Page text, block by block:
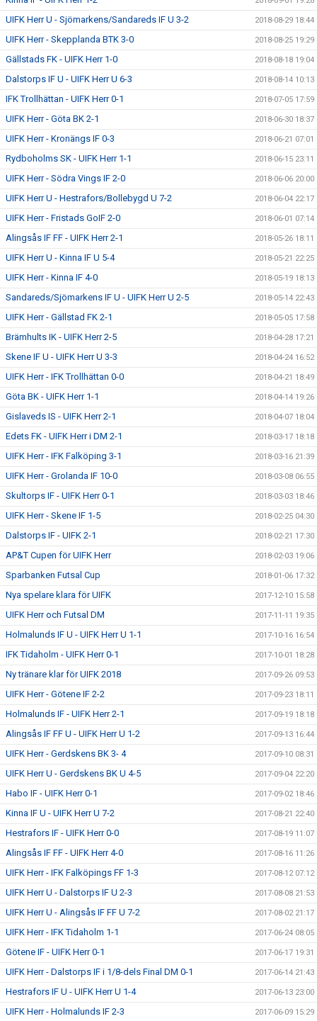
UIFK Herr U - Sjömarkens/Sandareds IF U 3-2 2018-08-29 18:44
UIFK Herr - Skepplanda BTK 3-0 2018-08-25 19:29
Gällstads FK - UIFK Herr 1-0 2018-08-18 19:04
Dalstorps IF U - UIFK Herr U 6-3 2018-08-14 10:13
IFK Trollhättan - UIFK Herr 0-1 2018-07-05 17:59
UIFK Herr - Göta BK 2-1 2018-06-30 18:37
UIFK Herr - Kronängs IF 0-3 2018-06-21 07:01
Rydboholms SK - UIFK Herr 1-1 2018-06-15 23:11
UIFK Herr - Södra Vings IF 2-0 2018-06-06 20:00
UIFK Herr U - Hestrafors/Bollebygd U 7-2 2018-06-04 22:17
UIFK Herr - Fristads GoIF 2-0 2018-06-01 07:14
Alingsås IF FF - UIFK Herr 2-1 2018-05-26 18:11
UIFK Herr U - Kinna IF U 5-4 2018-05-21 22:25
UIFK Herr - Kinna IF 4-0 2018-05-19 18:13
Sandareds/Sjömarkens IF U - UIFK Herr U 2-5 2018-05-14 22:43
UIFK Herr - Gällstad FK 2-1 2018-05-05 17:58
Brämhults IK - UIFK Herr 2-5 2018-04-28 17:21
Skene IF U - UIFK Herr U 3-3 2018-04-24 16:52
UIFK Herr - IFK Trollhättan 0-0 2018-04-21 18:49
Göta BK - UIFK Herr 1-1 2018-04-14 19:26
Gislaveds IS - UIFK Herr 2-1 2018-04-07 18:04
Edets FK - UIFK Herr i DM 2-1 2018-03-17 18:18
UIFK Herr - IFK Falköping 3-1 2018-03-16 21:39
UIFK Herr - Grolanda IF 10-0 2018-03-08 06:55
Skultorps IF - UIFK Herr 0-1 2018-03-03 18:46
UIFK Herr - Skene IF 1-5 2018-02-25 04:30
Dalstorps IF - UIFK 2-1 2018-02-21 17:30
AP&T Cupen för UIFK Herr 2018-02-03 19:06
Sparbanken Futsal Cup 2018-01-06 17:32
Nya spelare klara för UIFK 2017-12-10 15:58
UIFK Herr och Futsal DM 2017-11-11 19:35
Holmalunds IF U - UIFK Herr U 1-1 2017-10-16 16:54
IFK Tidaholm - UIFK Herr 0-1 2017-10-01 18:28
Ny tränare klar för UIFK 2018 2017-09-26 09:53
UIFK Herr - Götene IF 2-2 2017-09-23 18:11
Holmalunds IF - UIFK Herr 2-1 2017-09-19 18:18
Alingsås IF FF U - UIFK Herr U 1-2 2017-09-13 16:44
UIFK Herr - Gerdskens BK 3- 4 2017-09-10 08:31
UIFK Herr U - Gerdskens BK U 4-5 2017-09-04 22:20
Habo IF - UIFK Herr 0-1 2017-09-02 18:46
Kinna IF U - UIFK Herr U 7-2 2017-08-21 22:40
Hestrafors IF - UIFK Herr 0-0 2017-08-19 11:07
Alingsås IF FF - UIFK Herr 4-0 2017-08-16 11:26
UIFK Herr - IFK Falköpings FF 1-3 2017-08-12 07:12
UIFK Herr U - Dalstorps IF U 2-3 2017-08-08 21:53
UIFK Herr U - Alingsås IF FF U 7-2 2017-08-02 21:17
UIFK Herr - IFK Tidaholm 1-1 2017-06-24 08:05
Götene IF - UIFK Herr 0-1 2017-06-17 19:31
UIFK Herr - Dalstorps IF i 1/8-dels Final DM 0-1 2017-06-14 21:43
Hestrafors IF U - UIFK Herr U 1-4 2017-06-13 23:00
UIFK Herr - Holmalunds IF 2-3 2017-06-09 15:29